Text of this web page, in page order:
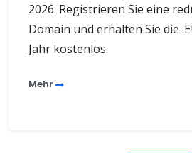
2026. Registrieren Sie eine
Domain und erhalten Sie die
Jahr kostenlos.
Mehr